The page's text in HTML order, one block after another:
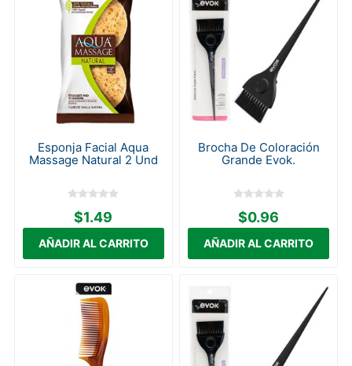
Esponja Facial Aqua
Massage Natural 2 Und
$1.49
Brocha De Coloración
Grande Evok.
$0.96